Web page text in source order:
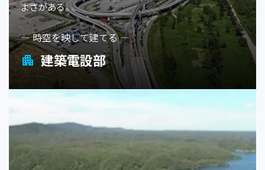
よさがある。
— 時空を映して建てる —
apartment 建築電設部